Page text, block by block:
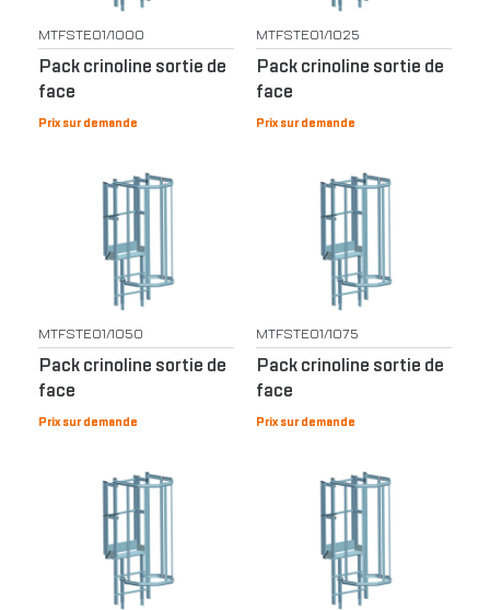
MTFSTE01/1000
Pack crinoline sortie de
face
Prix sur demande
MTFSTE01/1025
Pack crinoline sortie de
face
Prix sur demande
MTFSTE01/1050
Pack crinoline sortie de
face
Prix sur demande
MTFSTE01/1075
Pack crinoline sortie de
face
Prix sur demande